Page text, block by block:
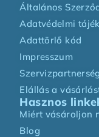
Általános
Adatvédelmi
Adattörlő kód
Impresszum
Szervizpartnerség
Elállás a
Hasznos
Miért vásároljon
Blog